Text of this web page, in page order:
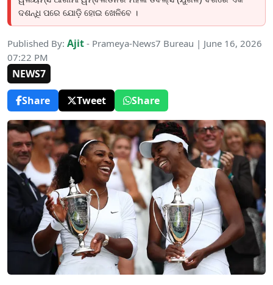
ଦଶନ୍ଧି ପରେ ଯୋଡ଼ି ହୋଇ ଖେଳିବେ ।
Published By: Ajit - Prameya-News7 Bureau | June 16, 2026
07:22 PM
NEWS7
Share
Tweet Share